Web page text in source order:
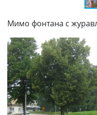
Мимо фонтана с